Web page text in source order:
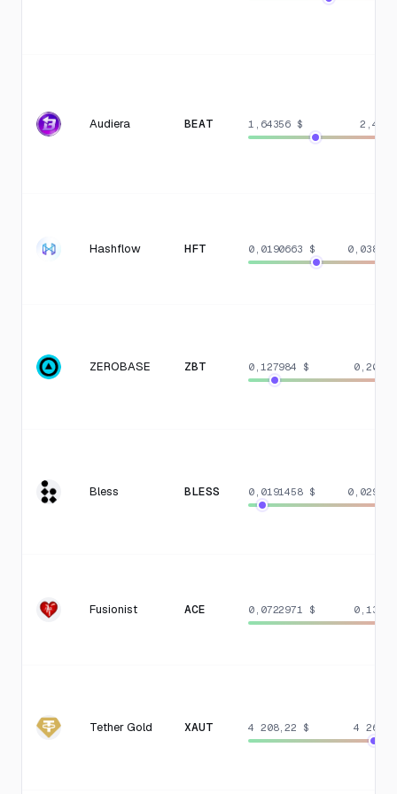
Audiera BEAT 1,64356 $
Hashflow HFT 0,0190663 $
ZEROBASE ZBT 0,127984 $
Bless BLESS 0,0191458 $
Fusionist ACE 0,0722971 $
Tether Gold XAUT 4 208,22 $ 4